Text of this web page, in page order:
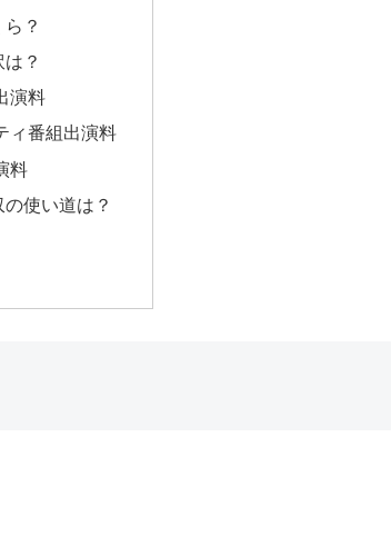
？
？
演料
ィ番組出演料
料
使い道は？